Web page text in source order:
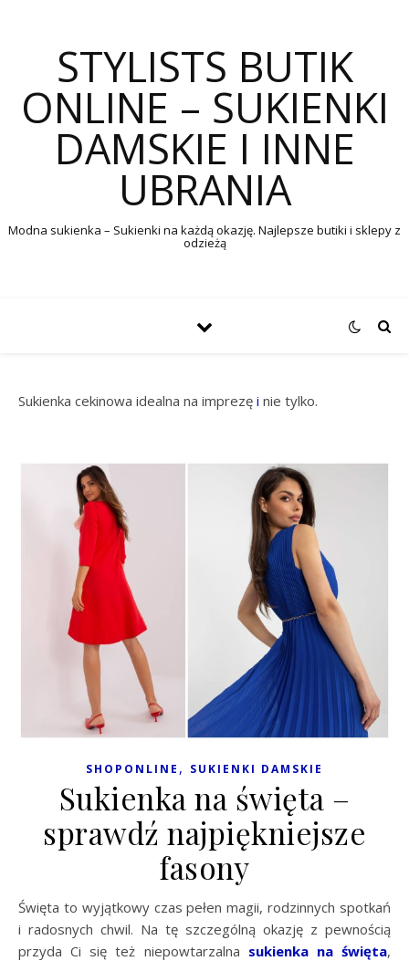
STYLISTS BUTIK
ONLINE – SUKIENKI
DAMSKIE I INNE
UBRANIA
Modna sukienka – Sukienki na każdą okazję. Najlepsze butiki i sklepy z
odzieżą
Sukienka cekinowa idealna na imprezę i nie tylko.
SHOPONLINE , SUKIENKI DAMSKIE
Sukienka na święta –
sprawdź najpiękniejsze
fasony
Święta to wyjątkowy czas pełen magii, rodzinnych spotkań
i radosnych chwil. Na tę szczególną okazję z pewnością
przyda Ci się też niepowtarzalna sukienka na święta,